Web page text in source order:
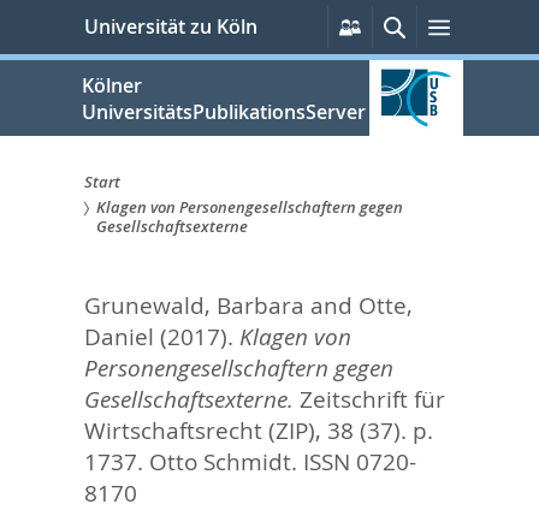
springen
Universität zu Köln
Persönliche
Services
SucheMenü
Kölner
UniversitätsPublikationsServer
Sie
hier:
Start
Klagen von Personengesellschaftern gegen
Gesellschaftsexterne
Grunewald, Barbara and Otte,
Daniel (2017). Klagen von
Personengesellschaftern gegen
Gesellschaftsexterne. Zeitschrift für
Wirtschaftsrecht (ZIP), 38 (37). p.
1737. Otto Schmidt. ISSN 0720-
8170